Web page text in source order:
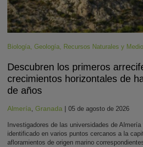
Biología, Geología, Recursos Naturales y
Descubren los primeros
crecimientos horizontales de
de años
Almería, Granada | 05 de agosto de 2026
Investigadores de las universidades de
identificado en varios puntos cercanos a la
afloramientos de origen marino